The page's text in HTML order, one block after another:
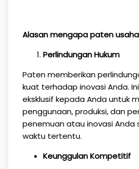
Alasan mengapa paten
Perlindungan Hukum
Paten memberikan
kuat terhadap inovasi Anda.
eksklusif kepada Anda untuk
penggunaan, produksi, dan
penemuan atau inovasi Anda
waktu tertentu.
Keunggulan Kompetitif